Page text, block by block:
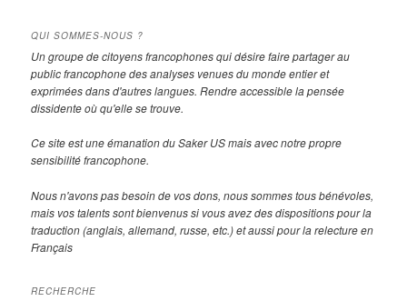
QUI SOMMES-NOUS ?
Un groupe de citoyens francophones qui désire faire partager au
public francophone des analyses venues du monde entier et
exprimées dans d'autres langues. Rendre accessible la pensée
dissidente où qu'elle se trouve.
Ce site est une émanation du Saker US mais avec notre propre
sensibilité francophone.
Nous n'avons pas besoin de vos dons, nous sommes tous bénévoles,
mais vos talents sont bienvenus si vous avez des dispositions pour la
traduction (anglais, allemand, russe, etc.) et aussi pour la relecture en
Français
RECHERCHE